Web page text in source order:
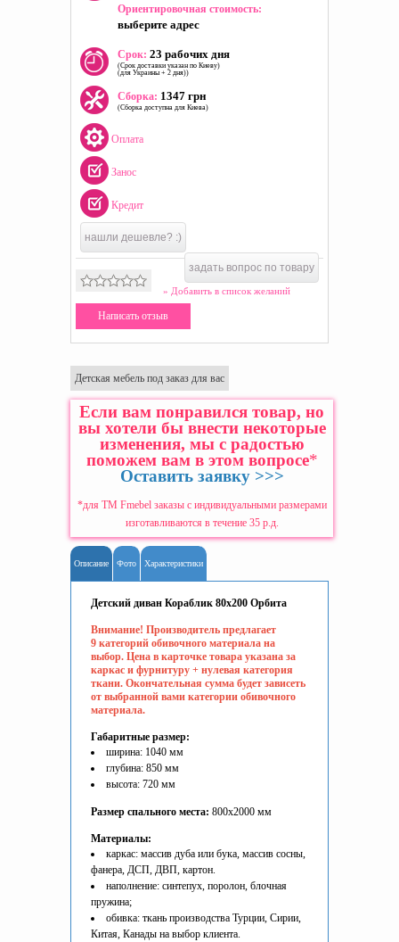
Ориентировочная стоимость:
выберите адрес
Срок: 23 рабочих дня
(Срок доставки указан по Киеву)
(для Украины + 2 дня))
Сборка: 1347 грн
(Сборка доступна для Киева)
Оплата
Занос
Кредит
нашли дешевле? :)
задать вопрос по товару
» Добавить в список желаний
Написать отзыв
Детская мебель под заказ для вас
Если вам понравился товар, но
вы хотели бы внести некоторые
изменения, мы с радостью
поможем вам в этом вопросе*
Оставить заявку >>>
*для ТМ Fmebel заказы с индивидуальными размерами
изготавливаются в течение 35 р.д.
Описание Фото Характеристики
Детский диван Кораблик 80х200 Орбита
Внимание! Производитель предлагает
9 категорий обивочного материала на
выбор. Цена в карточке товара указана за
каркас и фурнитуру + нулевая категория
ткани. Окончательная сумма будет зависеть
от выбранной вами категории обивочного
материала.
Габаритные размер:
ширина: 1040 мм
глубина: 850 мм
высота: 720 мм
Размер спального места: 800х2000 мм
Материалы:
каркас: массив дуба или бука, массив сосны,
фанера, ДСП, ДВП, картон.
наполнение: синтепух, поролон, блочная
пружина;
обивка: ткань производства Турции, Сирии,
Китая, Канады на выбор клиента.